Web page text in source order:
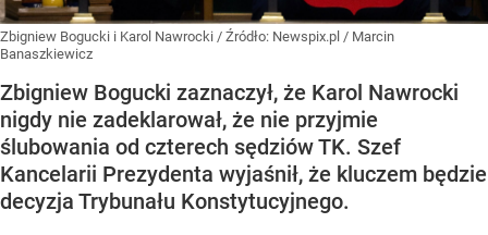
Zbigniew Bogucki i Karol Nawrocki / Źródło: Newspix.pl / Marcin
Banaszkiewicz
Zbigniew Bogucki zaznaczył, że Karol Nawrocki
nigdy nie zadeklarował, że nie przyjmie
ślubowania od czterech sędziów TK. Szef
Kancelarii Prezydenta wyjaśnił, że kluczem będzie
decyzja Trybunału Konstytucyjnego.